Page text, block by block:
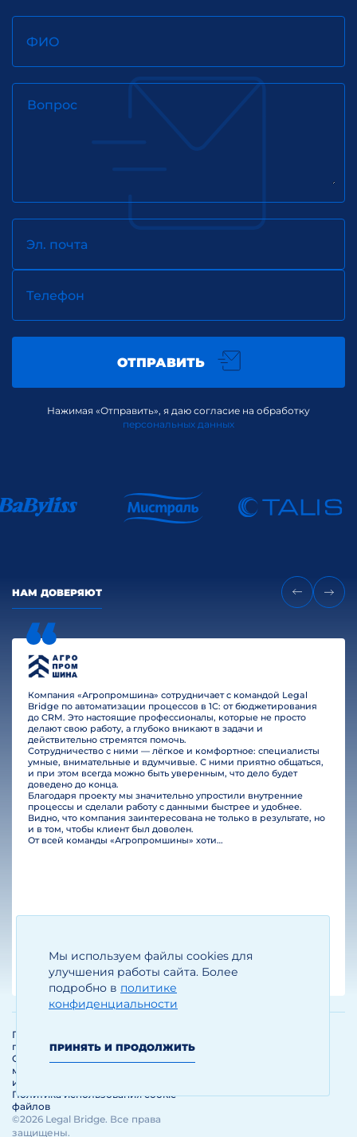
Мы используем файлы cookies для
улучшения работы сайта. Более
подробно в политике
конфиденциальности
ПРИНЯТЬ И ПРОДОЛЖИТЬ
ФИО
Вопрос
Эл. почта
Телефон
ОТПРАВИТЬ
Нажимая «Отправить», я даю согласие на обработку
персональных данных
НАМ ДОВЕРЯЮТ
Компания «Агропромшина» сотрудничает с командой Legal
Bridge по автоматизации процессов в 1С: от бюджетирования
до CRM. Это настоящие профессионалы, которые не просто
делают свою работу, а глубоко вникают в задачи и
действительно стремятся помочь.
Сотрудничество с ними — лёгкое и комфортное: специалисты
умные, внимательные и вдумчивые. С ними приятно общаться,
и при этом всегда можно быть уверенным, что дело будет
доведено до конца.
Благодаря проекту мы значительно упростили внутренние
процессы и сделали работу с данными быстрее и удобнее.
Видно, что компания заинтересована не только в результате, но
и в том, чтобы клиент был доволен.
От всей команды «Агропромшины» хотим поблагодарить специалистов Legal Bridge за отличную работу и человеческое отношение.…
Егизарян И.А.
Генеральный директор
©2026 Legal Bridge. Все права
защищены.
Политика обработки и защиты
персональных данных
Политика использования cookie-
файлов
Соглашение об использовании
материалов и сервисов
интернет-сайта